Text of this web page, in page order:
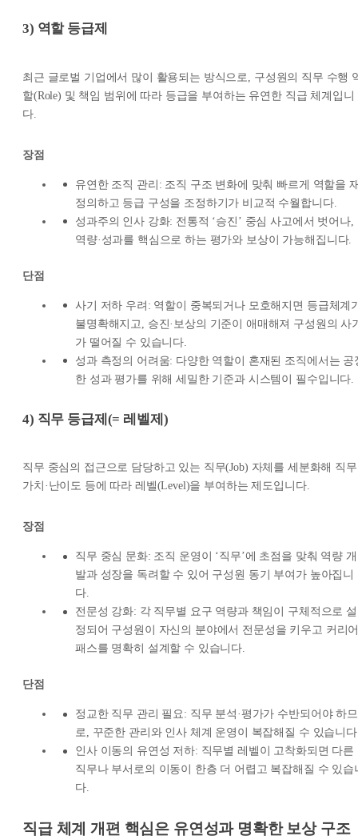
3) 역할 등급제
최근 글로벌 기업에서 많이 활용되는 방식으로, 구성원의 직무 수행
할(Role) 및 책임 범위에 따라 등급을 부여하는 유연한 직급 체계입니
다.
장점
유연한 조직 관리: 조직 구조 변화에 맞춰 빠르게 역할을
정의하고 등급 구성을 조정하기가 비교적 수월합니다.
성과주의 인사 강화: 전통적 ‘승진’ 중심 사고에서 벗어나,
역량·성과를 핵심으로 하는 평가와 보상이 가능해집니다.
단점
사기 저하 우려: 역할이 중복되거나 모호해지면 등급체계
불명확해지고, 승진·보상의 기준이 애매해져 구성원의 사
가 떨어질 수 있습니다.
성과 측정의 어려움: 다양한 역할이 혼재된 조직에서는 공
한 성과 평가를 위해 세밀한 기준과 시스템이 필수입니다.
4) 직무 등급제(= 레벨제)
직무 중심의 접근으로 담당하고 있는 직무(Job) 자체를 세분화해 직무
가치·난이도 등에 따라 레벨(Level)을 부여하는 제도입니다.
장점
직무 중심 문화: 조직 운영이 ‘직무’에 초점을 맞춰 역량 개
발과 성장을 독려할 수 있어 구성원 동기 부여가 높아집니
다.
전문성 강화: 각 직무별 요구 역량과 책임이 구체적으로 설
정되어 구성원이 자신의 분야에서 전문성을 키우고 커리
패스를 명확히 설계할 수 있습니다.
단점
정교한 직무 관리 필요: 직무 분석·평가가 수반되어야 하므
로, 꾸준한 관리와 인사 체계 운영이 복잡해질 수 있습니
인사 이동의 유연성 저하: 직무별 레벨이 고착화되면 다른
직무나 부서로의 이동이 한층 더 어렵고 복잡해질 수 있습
다.
직급 체계 개편 핵심은 유연성과 명확한 보상 구조